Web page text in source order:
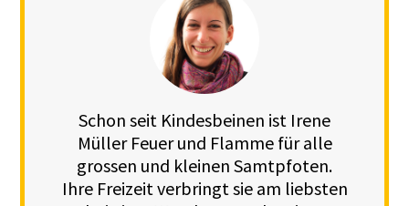
Schon seit Kindesbeinen ist Irene
Müller Feuer und Flamme für alle
grossen und kleinen Samtpfoten.
Ihre Freizeit verbringt sie am liebsten